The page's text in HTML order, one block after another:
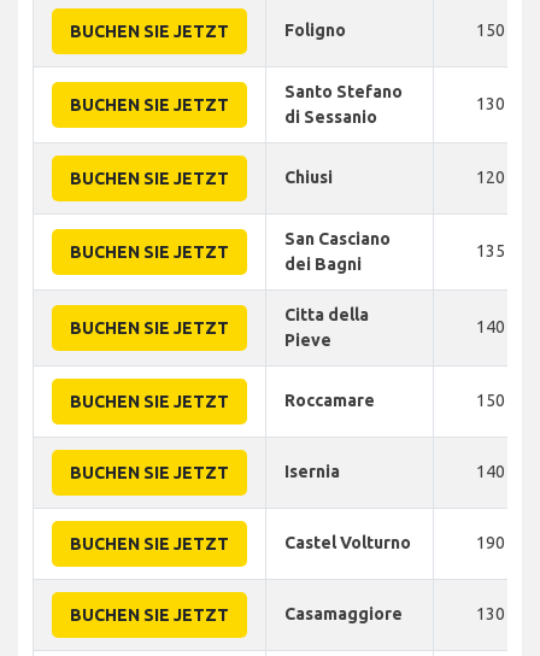
BUCHEN SIE JETZT Foligno 150
BUCHEN SIE JETZT
Santo Stefano
di Sessanio
130
BUCHEN SIE JETZT Chiusi 120
BUCHEN SIE JETZT
San Casciano
dei Bagni
135
BUCHEN SIE JETZT
Citta della
Pieve
140
BUCHEN SIE JETZT Roccamare 150
BUCHEN SIE JETZT Isernia 140
BUCHEN SIE JETZT Castel Volturno 190
BUCHEN SIE JETZT Casamaggiore 130